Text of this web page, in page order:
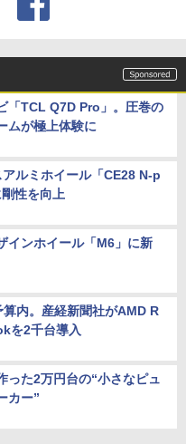
「TCL Q7D Pro」。圧巻の
ムが極上体験に
ルミホイール「CE28 N-p
性を向上
インホイール「M6」に新
算内。産経新聞社がAMD R
を2千台導入
った2万円台の“小さなピュ
カー”